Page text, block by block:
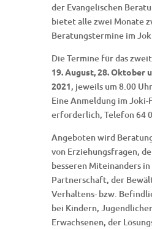
der Evangelischen
bietet alle zwei Monate
Beratungstermine im
Die Termine für das
19. August, 28. Oktober
2021, jeweils um 8.00
Eine Anmeldung im Joki-
erforderlich, Telefon 64
Angeboten wird
von Erziehungsfragen,
besseren Miteinanders
Partnerschaft, der
Verhaltens- bzw.
bei Kindern,
Erwachsenen, der